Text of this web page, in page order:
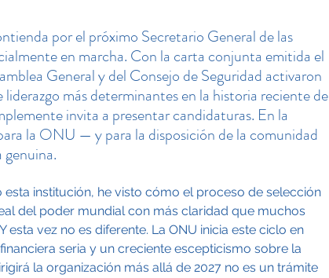
por el próximo Secretario General de las
en marcha. Con la carta conjunta emitida el
General y del Consejo de Seguridad activaron
más determinantes en la historia reciente de
invita a presentar candidaturas. En la
la ONU — y para la disposición de la comunidad
institución, he visto cómo el proceso de selección
del poder mundial con más claridad que muchos
vez no es diferente. La ONU inicia este ciclo en
seria y un creciente escepticismo sobre la
la organización más allá de 2027 no es un trámite